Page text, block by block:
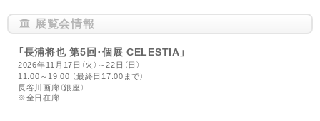
展覧会情報
「長浦将也 第5回･個展 CELESTIA」
2026年11月17日（火）～22日（日）
11:00～19:00 （最終日17:00まで）
長谷川画廊（銀座）
※全日在廊